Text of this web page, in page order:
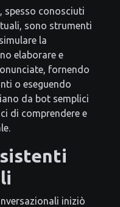
spesso conosciuti
sono strumenti
la
elaborare e
fornendo
o eseguendo
da bot semplici
di comprendere e
iniziò